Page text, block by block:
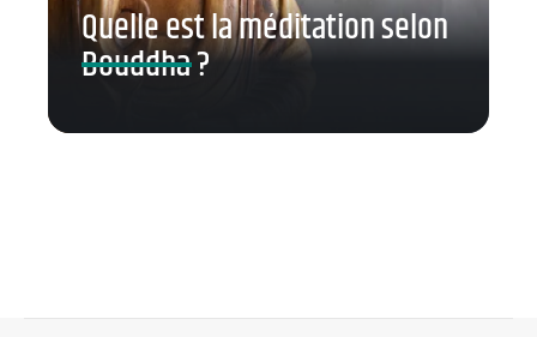
Quelle est la méditation selon
Bouddha ?